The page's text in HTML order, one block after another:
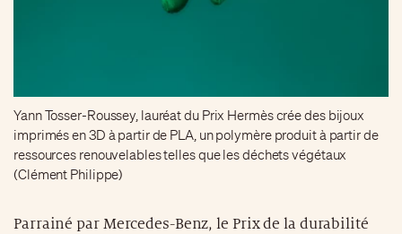
Yann Tosser-Roussey, lauréat du Prix Hermès crée des bijoux
imprimés en 3D à partir de PLA, un polymère produit à partir de
ressources renouvelables telles que les déchets végétaux
(Clément Philippe)
Parrainé par Mercedes-Benz, le Prix de la durabilité